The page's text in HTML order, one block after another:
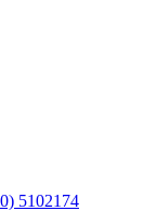
5102174